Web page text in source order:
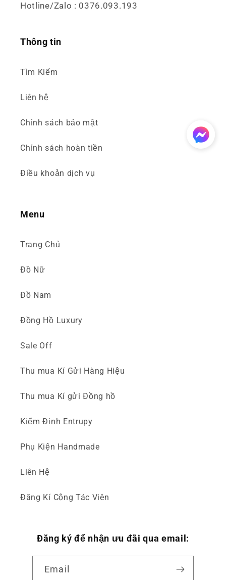
Hotline/Zalo : 0376.093.193
Thông tin
Tìm Kiếm
Liên hệ
Chính sách bảo mật
Chính sách hoàn tiền
Điều khoản dịch vụ
Menu
Trang Chủ
Đồ Nữ
Đồ Nam
Đồng Hồ Luxury
Sale Off
Thu mua Kí Gửi Hàng Hiệu
Thu mua Kí gửi Đồng hồ
Kiểm Định Entrupy
Phụ Kiện Handmade
Liên Hệ
Đăng Kí Cộng Tác Viên
Đăng ký để nhận ưu đãi qua email:
Email